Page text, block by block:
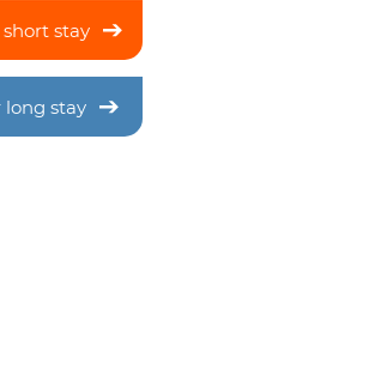
short stay
long stay